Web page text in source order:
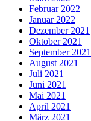
Februar 2022
Januar 2022
Dezember 2021
Oktober 2021
September 2021
August 2021
Juli 2021
Juni 2021
Mai 2021
April 2021
März 2021